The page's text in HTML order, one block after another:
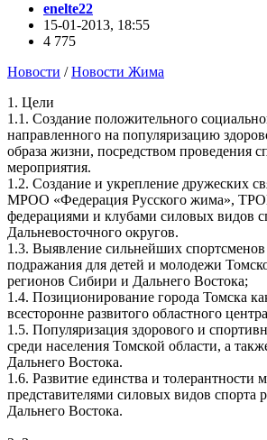
enelte22
15-01-2013, 18:55
4 775
Новости /Новости Жима
1. Цели
1.1. Создание положительного
направленного на популяризацию
образа жизни, посредством проведения
мероприятия.
1.2. Создание и укрепление дружеских
МРОО «Федерация Русского жима»,
федерациями и клубами силовых видов
Дальневосточного округов.
1.3. Выявление сильнейших спортсменов
подражания для детей и молодежи
регионов Сибири и Дальнего Востока;
1.4. Позиционирование города Томска
всесторонне развитого областного
1.5. Популяризация здорового и
среди населения Томской области, а
Дальнего Востока.
1.6. Развитие единства и толерантности
представителями силовых видов спорта
Дальнего Востока.